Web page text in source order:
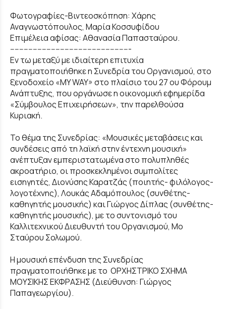
Φωτογραφίες-Βιντεοσκόπηση: Χάρης
Αναγνωστόπουλος, Μαρία Κοσσυφίδου
Επιμέλεια αφίσας: Αθανασία Παπασταύρου.
-----------------------------------------------------
Εν τω μεταξύ με ιδιαίτερη επιτυχία
πραγματοποιήθηκε η Συνεδρία του Οργανισμού, στο
ξενοδοχείο «MY WAY» στο πλαίσιο του 27 ου Φόρουμ
Ανάπτυξης, που οργάνωσε η οικονομική εφημερίδα
«Σύμβουλος Επιχειρήσεων», την παρελθούσα
Κυριακή.
Το θέμα της Συνεδρίας: «Μουσικές μεταβάσεις και
συνδέσεις από τη λαϊκή στην έντεχνη μουσική»
ανέπτυξαν εμπεριστατωμένα στο πολυπληθές
ακροατήριο, οι προσκεκλημένοι συμπολίτες
εισηγητές, Διονύσης Καρατζάς (ποιητής- φιλόλογος-
λογοτέχνης), Λουκάς Αδαμόπουλος (συνθέτης-
καθηγητής μουσικής) και Γιώργος Δίπλας (συνθέτης-
καθηγητής μουσικής), με το συντονισμό του
Καλλιτεχνικού Διευθυντή του Οργανισμού, Μο
Σταύρου Σολωμού.
Η μουσική επένδυση της Συνεδρίας
πραγματοποιήθηκε με το ΟΡΧΗΣΤΡΙΚΟ ΣΧΗΜΑ
ΜΟΥΣΙΚΗΣ ΕΚΦΡΑΣΗΣ (Διεύθυνση: Γιώργος
Παπαγεωργίου).